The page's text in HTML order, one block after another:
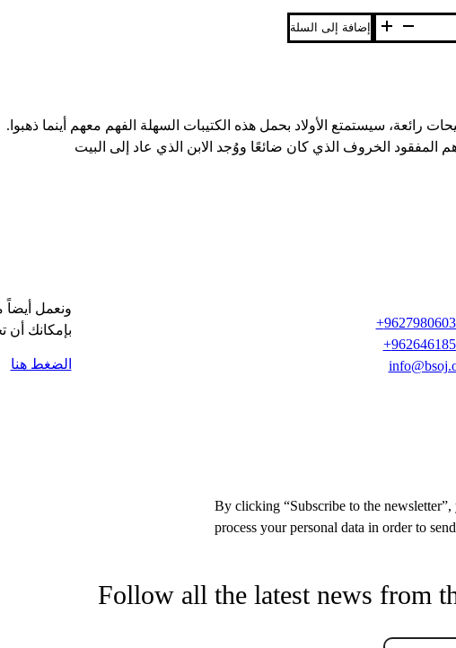
إضافة إلى السلة
سيستمتع الأولاد بحمل هذه الكتيبات السهلة الفهم معهم أينما ذهبوا.
المفقود الخروف الذي كان ضائعًا ووُجد الابن الذي عاد إلى البيت
ونعمل
بإمكانك
الضغط هنا
By clicking “Subscribe to the
process your personal data in order to
Follow all the latest news from